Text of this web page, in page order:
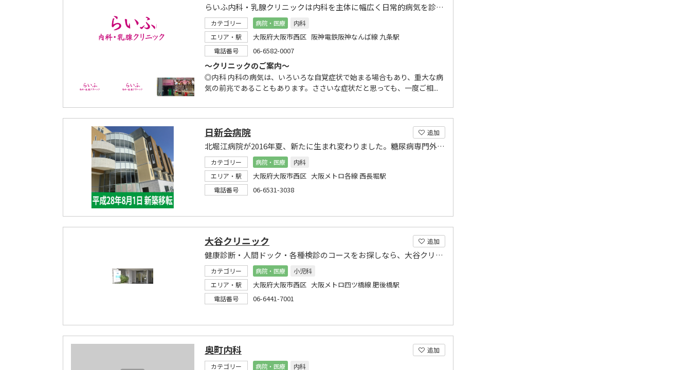
らいふ内科・乳腺クリニックは内科を主体に幅広く日常的病気を診療いたします。
カテゴリー 病院・医療
内科
エリア・駅
大阪府大阪市西区 阪神電鉄阪神なんば線 九条駅
電話番号 06-6582-0007
～クリニックのご案内～
◎内科 内科の病気は、いろいろな自覚症状で始まる場合もあり、重大な病
気の前兆であることもあります。ささいな症状だと思っても、一度ご相...
追加
日新会病院
北堀江病院が2016年夏、新たに生まれ変わりました。糖尿病専門外来も実施しています。
カテゴリー 病院・医療
内科
エリア・駅
大阪府大阪市西区 大阪メトロ各線 西長堀駅
電話番号 06-6531-3038
追加
大谷クリニック
健康診断・人間ドック・各種検診のコースをお探しなら、大谷クリニックをご利用下さい
カテゴリー 病院・医療
小児科
エリア・駅
大阪府大阪市西区 大阪メトロ四ツ橋線 肥後橋駅
電話番号 06-6441-7001
追加
奥町内科
カテゴリー 病院・医療
内科